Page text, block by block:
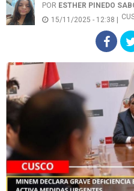
POR ESTHER PINEDO
15/11/2025 - 12:38 |